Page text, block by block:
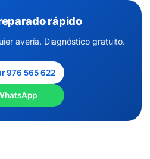
rápido
avería. Diagnóstico gratuito.
976 565 622